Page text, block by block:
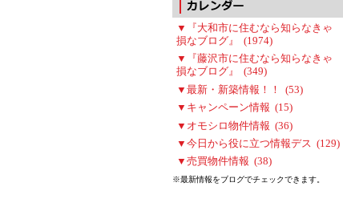
▼『大和市に住むなら知らなきゃ
損なブログ』 (1974)
▼『藤沢市に住むなら知らなきゃ
損なブログ』 (349)
▼最新・新築情報！！ (53)
▼キャンペーン情報 (15)
▼オモシロ物件情報 (36)
▼今日から役に立つ情報デス (129)
▼売買物件情報 (38)
※最新情報をブログでチェックできます。